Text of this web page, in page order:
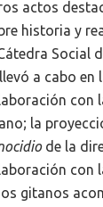
actos
historia y
Social
a cabo en
con
la
de la
con
gitanos